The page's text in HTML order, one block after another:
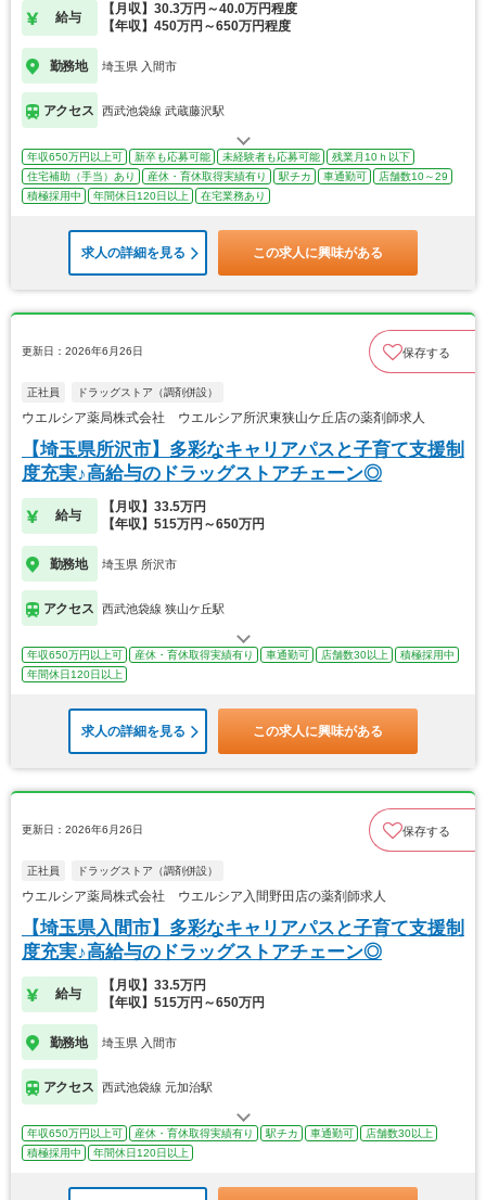
給与
【月収】30.3万円～40.0万円程度
【年収】450万円～650万円程度
勤務地 埼玉県 入間市
アクセス 西武池袋線 武蔵藤沢駅
年収650万円以上可 新卒も応募可能 未経験者も応募可能
残業月10ｈ以下
住宅補助（手当）あり
産休・育休取得実績有り 駅チカ 車通勤可
店舗数10～29
積極採用中
年間休日120日以上 在宅業務あり
求人の詳細を見る この求人に興味がある
更新日：2026年6月26日 保存する
正社員 ドラッグストア（調剤併設）
ウエルシア薬局株式会社 ウエルシア所沢東狭山ケ丘店の薬剤師求人
【埼玉県所沢市】多彩なキャリアパスと子育て支援制
度充実♪高給与のドラッグストアチェーン◎
給与
【月収】33.5万円
【年収】515万円～650万円
勤務地 埼玉県 所沢市
アクセス 西武池袋線 狭山ケ丘駅
年収650万円以上可 産休・育休取得実績有り 車通勤可 店舗数30以上
積極採用中
年間休日120日以上
求人の詳細を見る この求人に興味がある
更新日：2026年6月26日 保存する
正社員 ドラッグストア（調剤併設）
ウエルシア薬局株式会社 ウエルシア入間野田店の薬剤師求人
【埼玉県入間市】多彩なキャリアパスと子育て支援制
度充実♪高給与のドラッグストアチェーン◎
給与
【月収】33.5万円
【年収】515万円～650万円
勤務地 埼玉県 入間市
アクセス 西武池袋線 元加治駅
年収650万円以上可 産休・育休取得実績有り 駅チカ 車通勤可
店舗数30以上
積極採用中
年間休日120日以上